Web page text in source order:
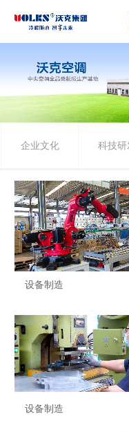
企业文化 科技研
设备制造
设备制造